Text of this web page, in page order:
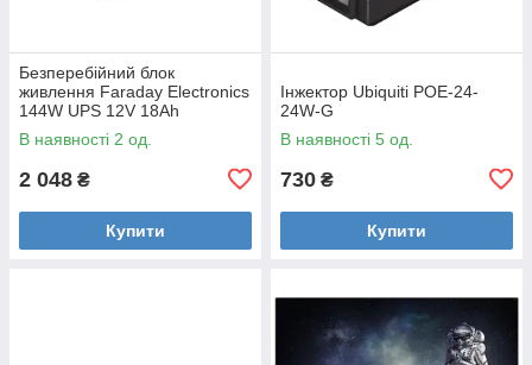
Безперебійний блок
живлення Faraday Electronics
144W UPS 12V 18Ah
В наявності 2 од.
2 048 ₴
Купити
Інжектор Ubiquiti POE-24-
24W-G
В наявності 5 од.
730 ₴
Купити